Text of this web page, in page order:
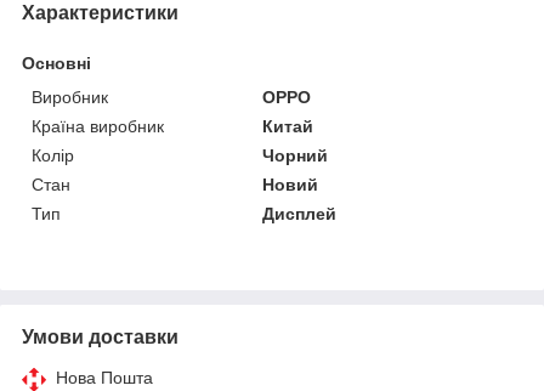
Характеристики
Основні
Виробник
OPPO
Країна виробник
Китай
Колір
Чорний
Стан
Новий
Тип
Дисплей
Умови доставки
Нова Пошта